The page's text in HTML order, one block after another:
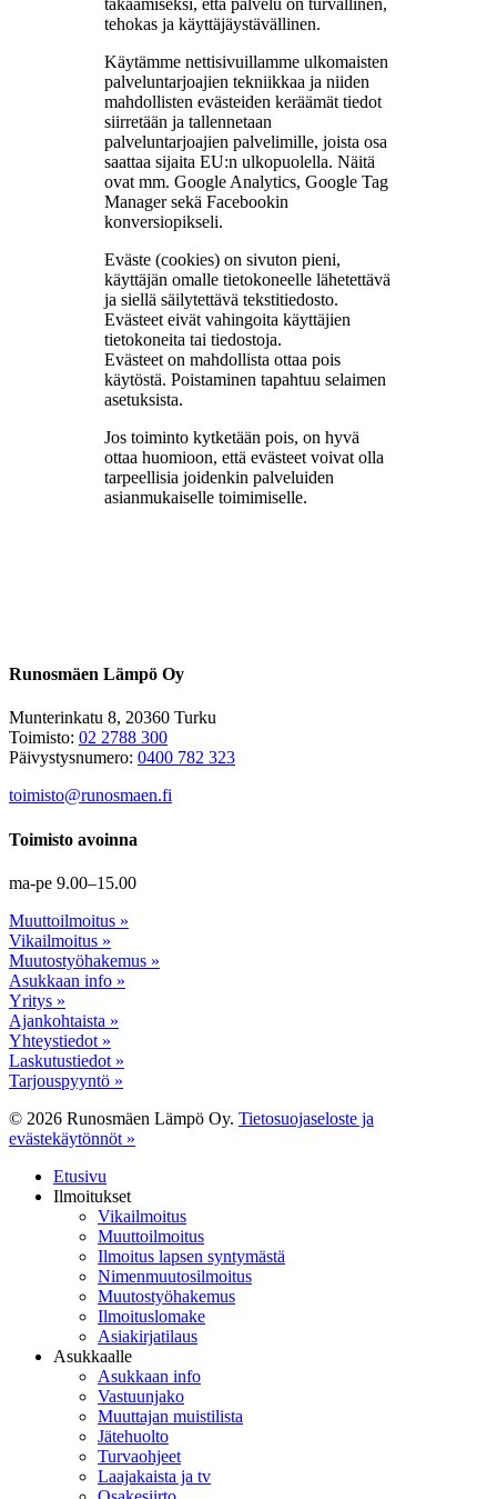
takaamiseksi, että palvelu on turvallinen,
tehokas ja käyttäjäystävällinen.
Käytämme nettisivuillamme ulkomaisten
palveluntarjoajien tekniikkaa ja niiden
mahdollisten evästeiden keräämät tiedot
siirretään ja tallennetaan
palveluntarjoajien palvelimille, joista osa
saattaa sijaita EU:n ulkopuolella. Näitä
ovat mm. Google Analytics, Google Tag
Manager sekä Facebookin
konversiopikseli.
Eväste (cookies) on sivuton pieni,
käyttäjän omalle tietokoneelle lähetettävä
ja siellä säilytettävä tekstitiedosto.
Evästeet eivät vahingoita käyttäjien
tietokoneita tai tiedostoja.
Evästeet on mahdollista ottaa pois
käytöstä. Poistaminen tapahtuu selaimen
asetuksista.
Jos toiminto kytketään pois, on hyvä
ottaa huomioon, että evästeet voivat olla
tarpeellisia joidenkin palveluiden
asianmukaiselle toimimiselle.
Runosmäen Lämpö Oy
Munterinkatu 8, 20360 Turku
Toimisto: 02 2788 300
Päivystysnumero: 0400 782 323
toimisto@runosmaen.fi
Toimisto avoinna
ma-pe 9.00–15.00
Muuttoilmoitus »
Vikailmoitus »
Muutostyöhakemus »
Asukkaan info »
Yritys »
Ajankohtaista »
Yhteystiedot »
Laskutustiedot »
Tarjouspyyntö »
© 2026 Runosmäen Lämpö Oy. Tietosuojaseloste ja
evästekäytönnöt »
Close
Menu
Etusivu
Ilmoitukset
Vikailmoitus
Muuttoilmoitus
Ilmoitus lapsen syntymästä
Nimenmuutosilmoitus
Muutostyöhakemus
Ilmoituslomake
Asiakirjatilaus
Asukkaalle
Asukkaan info
Vastuunjako
Muuttajan muistilista
Jätehuolto
Turvaohjeet
Laajakaista ja tv